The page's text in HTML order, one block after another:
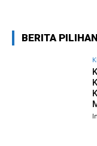
BERITA PILIHAN